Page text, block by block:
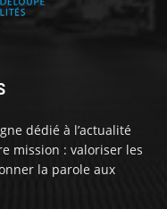
dédié à l’actualité
mission : valoriser les
la parole aux